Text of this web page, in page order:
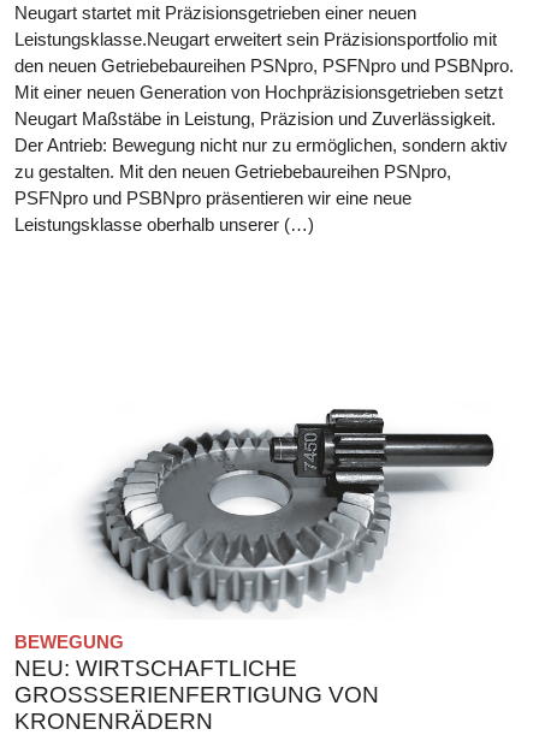
Neugart startet mit Präzisionsgetrieben einer neuen
Leistungsklasse.Neugart erweitert sein Präzisionsportfolio mit
den neuen Getriebebaureihen PSNpro, PSFNpro und PSBNpro.
Mit einer neuen Generation von Hochpräzisionsgetrieben setzt
Neugart Maßstäbe in Leistung, Präzision und Zuverlässigkeit.
Der Antrieb: Bewegung nicht nur zu ermöglichen, sondern aktiv
zu gestalten. Mit den neuen Getriebebaureihen PSNpro,
PSFNpro und PSBNpro präsentieren wir eine neue
Leistungsklasse oberhalb unserer (…)
BEWEGUNG
NEU: WIRTSCHAFTLICHE
GROSSSERIENFERTIGUNG VON K
RONENRÄDERN